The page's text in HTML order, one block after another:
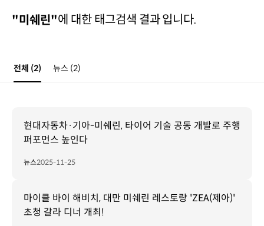
"미쉐린"에 대한 태그검색 결과 입니다.
전체 (2) 뉴스 (2)
현대자동차·기아-미쉐린, 타이어 기술 공동 개발로 주행
퍼포먼스 높인다
뉴스2025-11-25
마이클 바이 해비치, 대만 미쉐린 레스토랑 'ZEA(제아)'
초청 갈라 디너 개최!